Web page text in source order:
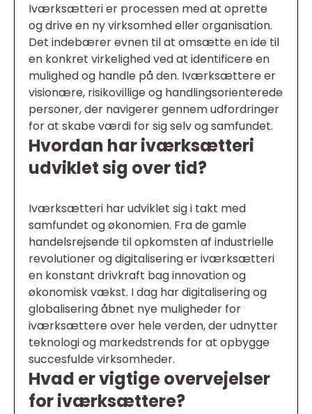
Iværksætteri er processen med at oprette
og drive en ny virksomhed eller organisation.
Det indebærer evnen til at omsætte en ide til
en konkret virkelighed ved at identificere en
mulighed og handle på den. Iværksættere er
visionære, risikovillige og handlingsorienterede
personer, der navigerer gennem udfordringer
for at skabe værdi for sig selv og samfundet.
Hvordan har iværksætteri
udviklet sig over tid?
Iværksætteri har udviklet sig i takt med
samfundet og økonomien. Fra de gamle
handelsrejsende til opkomsten af industrielle
revolutioner og digitalisering er iværksætteri
en konstant drivkraft bag innovation og
økonomisk vækst. I dag har digitalisering og
globalisering åbnet nye muligheder for
iværksættere over hele verden, der udnytter
teknologi og markedstrends for at opbygge
succesfulde virksomheder.
Hvad er vigtige overvejelser
for iværksættere?